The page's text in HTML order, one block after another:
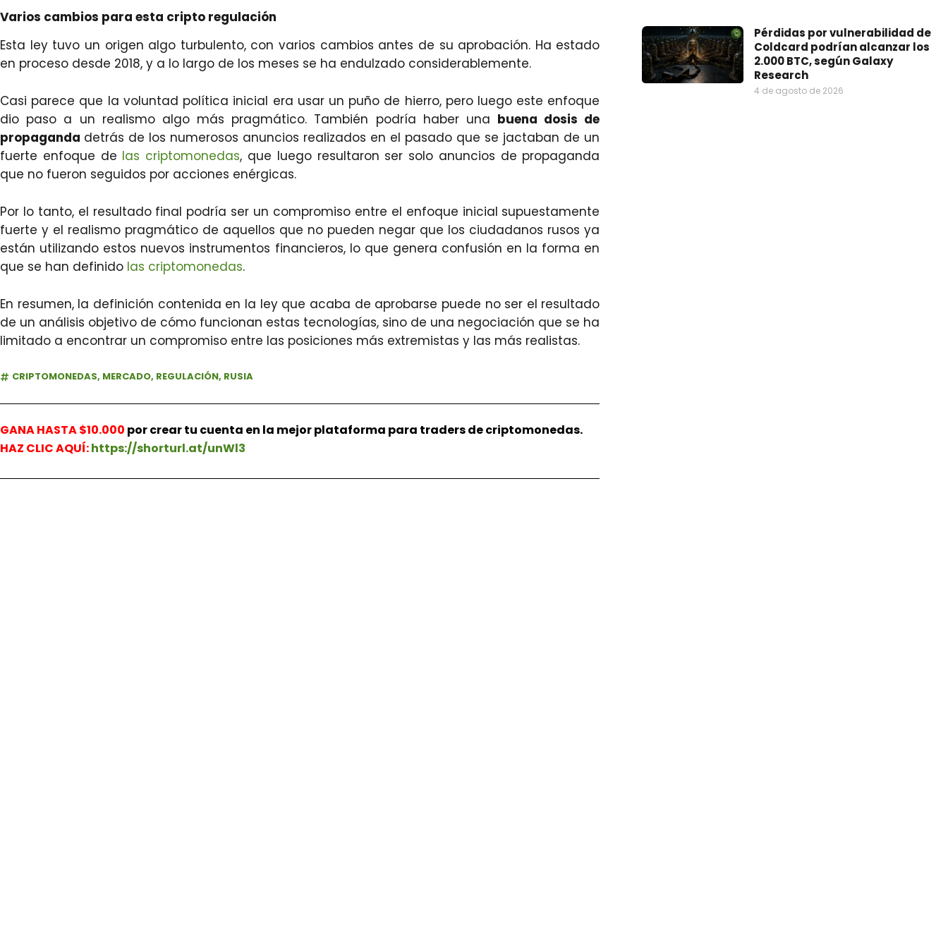
Varios cambios para esta cripto regulación
Esta ley tuvo un origen algo turbulento, con varios cambios antes de su aprobación. Ha estado
en proceso desde 2018, y a lo largo de los meses se ha endulzado considerablemente.
Casi parece que la voluntad política inicial era usar un puño de hierro, pero luego este enfoque
dio paso a un realismo algo más pragmático. También podría haber una buena dosis de
propaganda detrás de los numerosos anuncios realizados en el pasado que se jactaban de un
fuerte enfoque de las criptomonedas, que luego resultaron ser solo anuncios de propaganda
que no fueron seguidos por acciones enérgicas.
Por lo tanto, el resultado final podría ser un compromiso entre el enfoque inicial supuestamente
fuerte y el realismo pragmático de aquellos que no pueden negar que los ciudadanos rusos ya
están utilizando estos nuevos instrumentos financieros, lo que genera confusión en la forma en
que se han definido las criptomonedas.
En resumen, la definición contenida en la ley que acaba de aprobarse puede no ser el resultado
de un análisis objetivo de cómo funcionan estas tecnologías, sino de una negociación que se ha
limitado a encontrar un compromiso entre las posiciones más extremistas y las más realistas.
CRIPTOMONEDAS, MERCADO, REGULACIÓN, RUSIA
GANA HASTA $10.000 por crear tu cuenta en la mejor plataforma para traders de criptomonedas.
HAZ CLIC AQUÍ:https://shorturl.at/unWl3
Pérdidas por vulnerabilidad de
Coldcard podrían alcanzar los
2.000 BTC, según Galaxy
Research
4 de agosto de 2026